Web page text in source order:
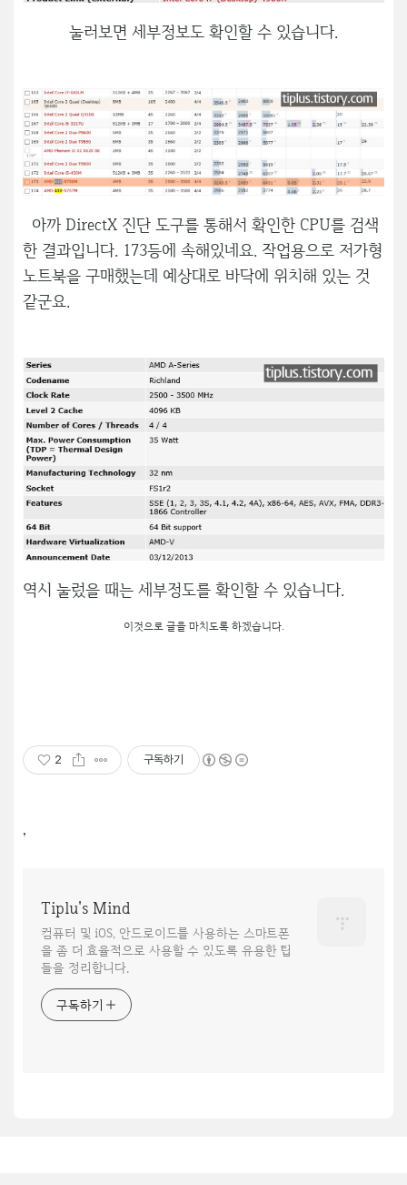
눌러보면 세부정보도 확인할 수 있습니다.
아까 DirectX 진단 도구를 통해서 확인한 CPU를 검색
한 결과입니다. 173등에 속해있네요. 작업용으로 저가형
노트북을 구매했는데 예상대로 바닥에 위치해 있는 것
같군요.
역시 눌렀을 때는 세부정도를 확인할 수 있습니다.
이것으로 글을 마치도록 하겠습니다.
2 구독하기
,
Tiplu's Mind
컴퓨터 및 iOS, 안드로이드를 사용하는 스마트폰
을 좀 더 효율적으로 사용할 수 있도록 유용한 팁
들을 정리합니다.
구독하기